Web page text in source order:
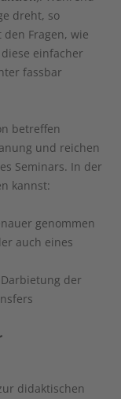
dreht, so
Fragen, wie
einfacher
fassbar
betreffen
und reichen
Seminars. In der
kannst:
genommen
auch eines
Darbietung der
didaktischen